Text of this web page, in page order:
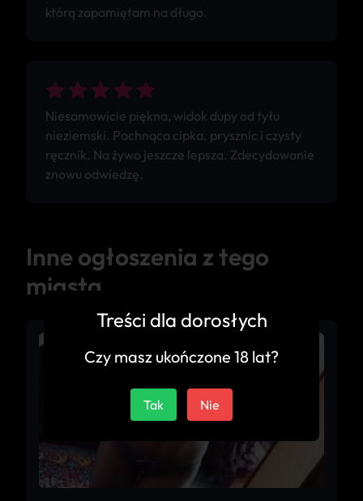
którą zapamiętam na długo.
Niesamowicie piękna, widok dupy od tyłu
nieziemski. Pachnąca cipka. prysznic i czysty
ręcznik. Na żywo jeszcze lepsza. Zdecydowanie
znowu odwiedzę.
Inne ogłoszenia z tego
miasta
Treści dla dorosłych
Czy masz ukończone 18 lat?
Tak Nie